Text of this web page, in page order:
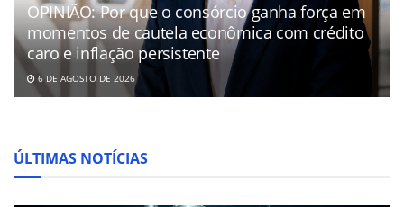
OPINIÃO: Por que o consórcio ganha força em
momentos de cautela econômica com crédito
caro e inflação persistente
6 DE AGOSTO DE 2026
ÚLTIMAS NOTÍCIAS